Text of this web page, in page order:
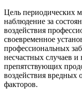
Цель периодических
наблюдение за
воздействия
своевременное
профессиональных
несчастных случаев
препятствующих
воздействия вредных
факторов.